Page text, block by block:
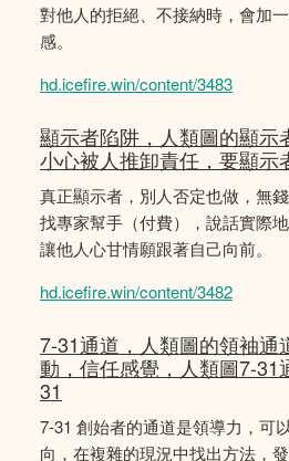
對他人的拒絕、不接納時，會加
感。
hd.icefire.win/content/3483
顯示者陷阱，人類圖的顯示
小心被人推卸責任，要顯示
真正顯示者，別人否定也做，無
找專家幫手（付費），說話實際
讓他人心甘情願跟著自己向前。
hd.icefire.win/content/3482
7-31通道，人類圖的領袖通
動，信任感覺，人類圖7-31
31
7-31 創始者的通道是領導力，可
向，在複雜的現況中找出方法，